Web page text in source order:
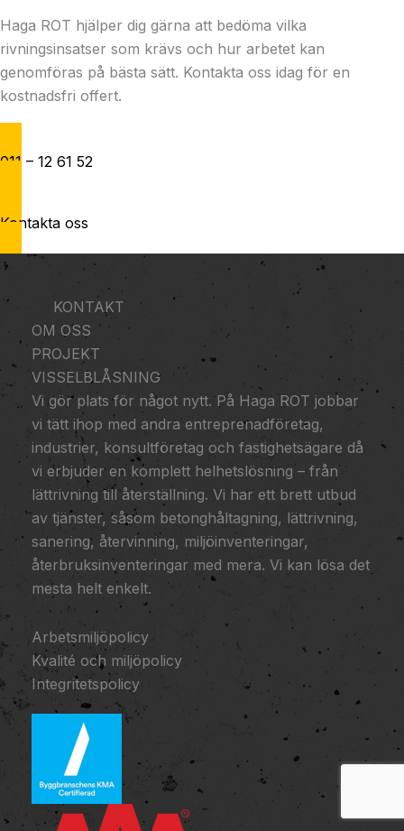
Haga ROT hjälper dig gärna att bedöma vilka
rivningsinsatser som krävs och hur arbetet kan
genomföras på bästa sätt. Kontakta oss idag för en
kostnadsfri offert.
011 – 12 61 52
Kontakta oss
KONTAKT
OM OSS
PROJEKT
VISSELBLÅSNING
Vi gör plats för något nytt. På Haga ROT jobbar
vi tätt ihop med andra entreprenadföretag,
industrier, konsultföretag och fastighetsägare då
vi erbjuder en komplett helhetslösning – från
lättrivning till återställning. Vi har ett brett utbud
av tjänster, såsom betonghåltagning, lättrivning,
sanering, återvinning, miljöinventeringar,
återbruksinventeringar med mera. Vi kan lösa det
mesta helt enkelt.
Arbetsmiljöpolicy
Kvalité och miljöpolicy
Integritetspolicy